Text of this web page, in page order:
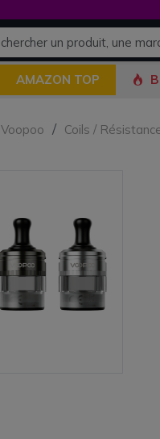
AMAZON TOP
Voopoo Coils /